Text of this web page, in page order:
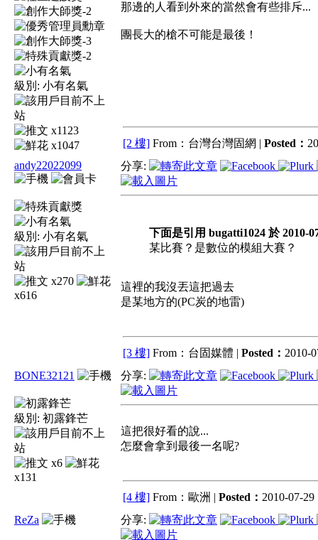
級別: 小有名氣
x1123
x1047
那邊的人看到外來的當然會有些排斥...
團長大的槍不可能是最後！
[2 樓] From：台灣台灣固網 | Posted：
andy22022099
級別: 小有名氣
x270
x616
分享:
下面是引用 bugatti1024 於 2010-
某比賽？是數位的模組大賽？
這裡的我沒丟這把過去
是某地方的(PC炭的地雷)
[3 樓] From：台固媒體 | Posted： 2010-
BONE32121
級別: 初露鋒芒
x6
x131
分享:
這把很好看的說...
怎麼會拿到最後一名呢?
[4 樓] From：歐洲 | Posted： 2010-07-29
ReZa
分享: